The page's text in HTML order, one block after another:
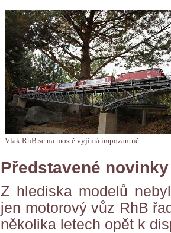
Vlak RhB se na mostě vyjímá impozantně.
Představené novinky
Z hlediska modelů
jen motorový vůz RhB
několika letech opět k